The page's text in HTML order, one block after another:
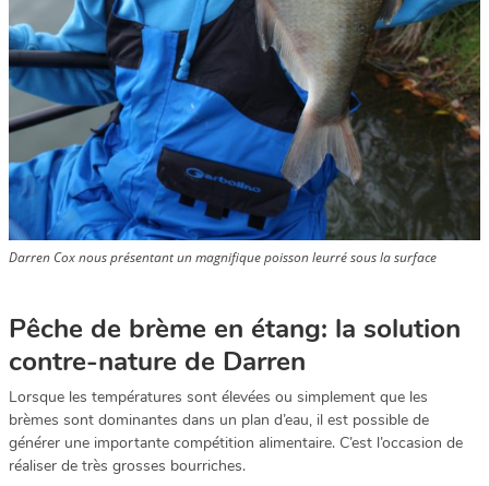
Darren Cox nous présentant un magnifique poisson leurré sous la surface
Pêche de brème en étang: la solution
contre-nature de Darren
Lorsque les températures sont élevées ou simplement que les
brèmes sont dominantes dans un plan d’eau, il est possible de
générer une importante compétition alimentaire. C’est l’occasion de
réaliser de très grosses bourriches.